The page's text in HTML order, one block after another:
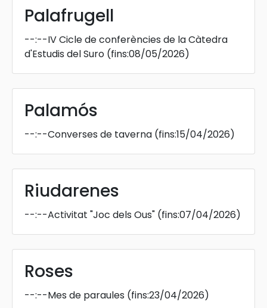
Palafrugell
--:--IV Cicle de conferències de la Càtedra
d'Estudis del Suro (fins:08/05/2026)
Palamós
--:--Converses de taverna (fins:15/04/2026)
Riudarenes
--:--Activitat "Joc dels Ous" (fins:07/04/2026)
Roses
--:--Mes de paraules (fins:23/04/2026)